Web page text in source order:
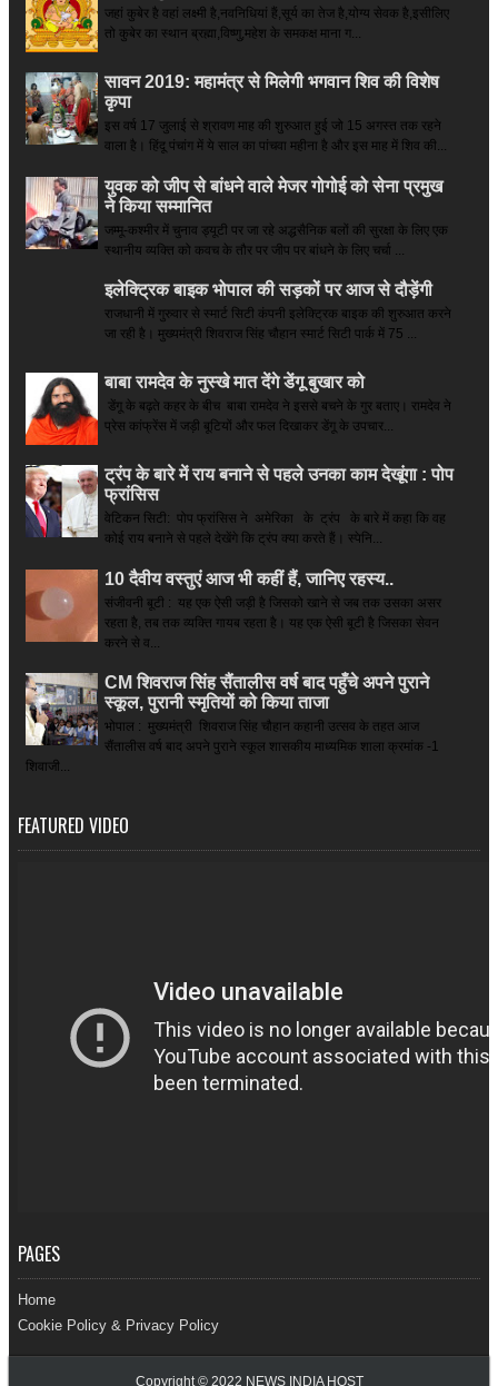
जहां कुबेर है­ वहां लक्ष्मी है,नवनिधियां हैं,सूर्य का तेज है,योग्य सेवक है,इसीलिए
तो कुबेर का स्थान ब्रह्मा,विष्णु,महेश के समकक्ष माना ग...
सावन 2019: महामंत्र से मिलेगी भगवान शिव की विशेष
कृपा
इस वर्ष 17 जुलाई से श्रावण माह की शुरुआत हुई जो 15 अगस्त तक रहने
वाला है। हिंदू पंचांग में ये साल का पांचवा महीना है और इस माह में शिव की...
युवक को जीप से बांधने वाले मेजर गोगोई को सेना प्रमुख
ने किया सम्‍मानित
जम्मू-कश्मीर में चुनाव ड्यूटी पर जा रहे अद्धसैनिक बलों की सुरक्षा के लिए एक
स्थानीय व्यक्ति को कवच के तौर पर जीप पर बांधने के लिए चर्चा ...
इलेक्ट्रिक बाइक भोपाल की सड़कों पर आज से दौड़ेंगी
राजधानी में गुरुवार से स्मार्ट सिटी कंपनी इलेक्ट्रिक बाइक की शुरुआत करने
जा रही है। मुख्यमंत्री शिवराज सिंह चौहान स्मार्ट सिटी पार्क में 75 ...
बाबा रामदेव के नुस्खे मात देंगे डेंगू बुखार को
डेंगू के बढ़ते कहर के बीच बाबा रामदेव ने इससे बचने के गुर बताए। रामदेव ने
प्रेस कांफ्रेंस में जड़ी बूटियों और फल दिखाकर डेंगू के उपचार...
ट्रंप के बारे में राय बनाने से पहले उनका काम देखूंगा : पोप
फ्रांसिस
वेटिकन सिटी: पोप फ्रांसिस ने अमेरिका के ट्रंप के बारे में कहा कि वह
कोई राय बनाने से पहले देखेंगे कि ट्रंप क्या करते हैं। स्पेनि...
10 दैवीय वस्तुएं आज भी कहीं हैं, जानिए रहस्य..
संजीवनी बूटी : यह एक ऐसी जड़ी है जिसको खाने से जब तक उसका असर
रहता है, तब तक व्यक्ति गायब रहता है। यह एक ऐसी बूटी है जिसका सेवन
करने से व...
CM शिवराज सिंह सैंतालीस वर्ष बाद पहुँचे अपने पुराने
स्कूल, पुरानी स्मृतियों को किया ताजा
भोपाल : मुख्यमंत्री शिवराज सिंह चौहान कहानी उत्सव के तहत आज
सैंतालीस वर्ष बाद अपने पुराने स्कूल शासकीय माध्यमिक शाला क्रमांक -1
शिवाजी...
FEATURED VIDEO
PAGES
Home
Cookie Policy & Privacy Policy
Copyright © 2022 NEWS INDIA HOST